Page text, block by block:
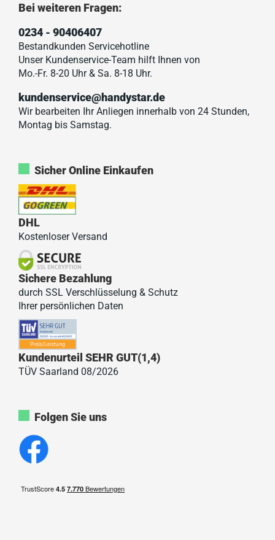
Bei weiteren Fragen:
0234 - 90406407
Bestandkunden Servicehotline
Unser Kundenservice-Team hilft Ihnen von
Mo.-Fr. 8-20 Uhr & Sa. 8-18 Uhr.
kundenservice@handystar.de
Wir bearbeiten Ihr Anliegen innerhalb von 24 Stunden,
Montag bis Samstag.
Sicher Online Einkaufen
DHL
Kostenloser Versand
Sichere Bezahlung
durch SSL Verschlüsselung & Schutz
Ihrer persönlichen Daten
Kundenurteil SEHR GUT(1,4)
TÜV Saarland 08/2026
Folgen Sie uns